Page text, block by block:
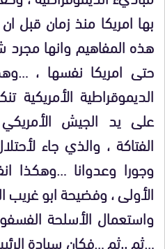
بها امريكا منذ زمان
هذه المفاهيم وانها مجرد
حتى امريكا نفسها ،
الديموقراطية
على يد الجيش
الفتاكة ، والذي جاء
وجورا وعدوانا …وهكذا
الأولى ، وفضيحة ابو غريب
واستعمال الأسلحة
…ثم ..ثم …فكان سيادة